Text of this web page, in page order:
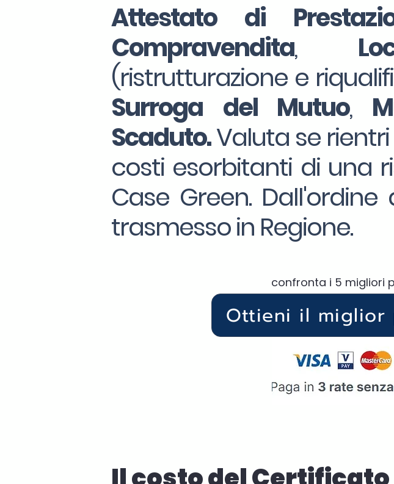
Attestato di
Compravendita,
(ristrutturazione e
Surroga
del Mutuo,
Scaduto.Valuta se
costi esorbitanti di una
Case Green.
trasmesso in Regione.
confronta i 5 migliori
Ottieni il miglior